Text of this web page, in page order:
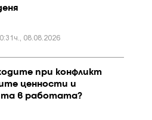
08.08.2026
при конфликт
ценности и
в работата?